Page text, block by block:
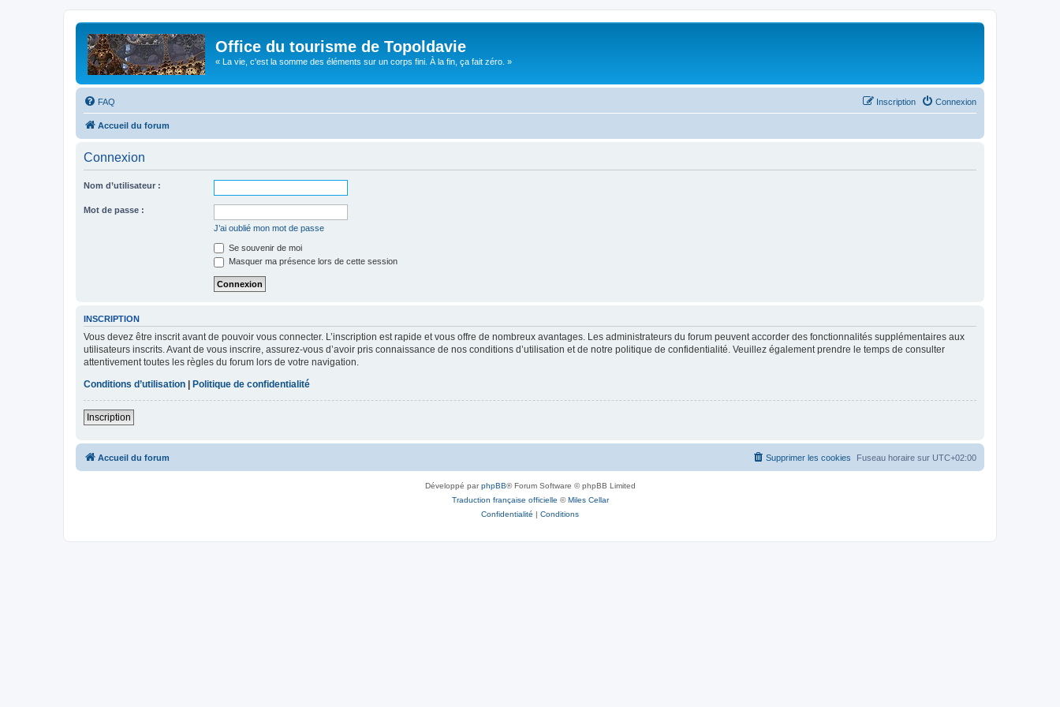
Office du tourisme de Topoldavie
« La vie, c'est la somme des éléments sur un corps fini. À la fin, ça fait zéro. »
FAQ Connexion
Inscription
Accueil du forum
Connexion
Nom d’utilisateur :
Mot de passe :
J’ai oublié mon mot de passe
Se souvenir de moi
Masquer ma présence lors de cette session
INSCRIPTION
Vous devez être inscrit avant de pouvoir vous connecter. L’inscription est rapide et vous offre de nombreux avantages. Les administrateurs du forum peuvent accorder des fonctionnalités supplémentaires aux
utilisateurs inscrits. Avant de vous inscrire, assurez-vous d’avoir pris connaissance de nos conditions d’utilisation et de notre politique de confidentialité. Veuillez également prendre le temps de consulter
attentivement toutes les règles du forum lors de votre navigation.
Conditions d’utilisation
Politique de confidentialité
Inscription
Accueil du forum Fuseau horaire sur UTC+02:00
Supprimer les cookies
Développé parphpBB® Forum Software © phpBB Limited
Traduction française officielle ©Miles Cellar
Confidentialité | Conditions